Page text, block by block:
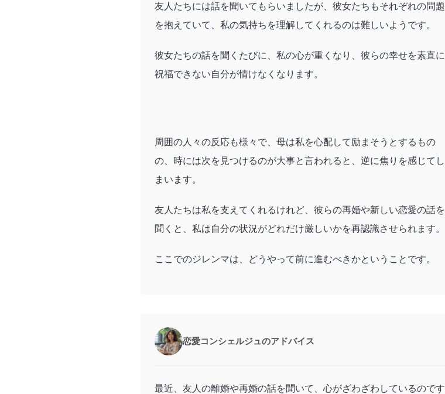
友人たちには話を聞いてもらいましたが、彼女たちもそれぞれの問題
を抱えていて、私の気持ちを理解してくれるのは難しいようです。
彼女たちの話を聞くたびに、私の心が重くなり、彼らの幸せを素直に
祝福できない自分が情けなくなります。
周囲の人々の反応も様々で、母は私を心配して励まそうとするもの
の、時には次を見つけるのが大事と言われると、逆に焦りを感じてし
まいます。
友人たちは私を支えてくれるけれど、彼らの再婚や新しい恋愛の話を
聞くと、私は自分の状況がどれだけ厳しいかを再認識させられます。
ここでのジレンマは、どうやって前に進むべきかということです。
恋愛コンシェルジュのアドバイス
最近、友人の離婚や再婚の話を聞いて、心がざわざわしているのです